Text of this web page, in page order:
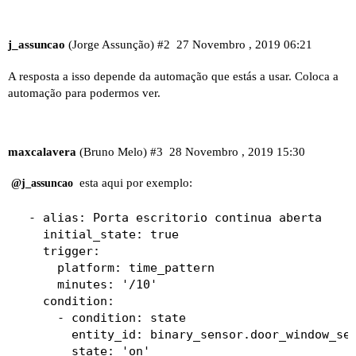
j_assuncao (Jorge Assunção) 27 Novembro , 2019 06:21
#2
A resposta a isso depende da automação que estás a usar. Coloca a
automação para podermos ver.
maxcalavera (Bruno Melo) 28 Novembro , 2019 15:30
#3
@j_assuncao esta aqui por exemplo:
  - alias: Porta escritorio continua aberta
    initial_state: true
    trigger:
      platform: time_pattern
      minutes: '/10'
    condition:
      - condition: state
entity_id:
        state: 'on'